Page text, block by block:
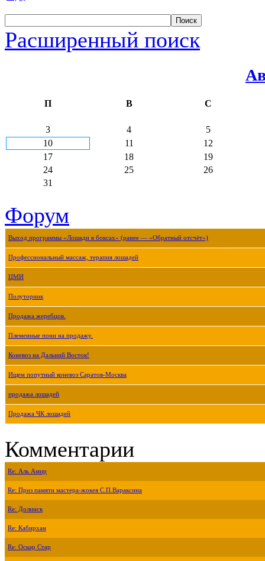
Расширенный поиск
П В С
3 4
5
10
11
12
17
18
19
24
25
26
31
Форум
Выход программы «Лошади в боксах» (ранее — «Обратный отсчёт»)
Профессиональный массаж, терапия лошадей
ЦМИ
Полуторник
Продажа жеребцов.
Племенные пони на продажу.
Коневоз на Дальний Восток!
Ищем попутный коневоз Саратов-Москва
продажа лошадей
Продажа ЧК лошадей
Комментарии
Re: Аль Амир
Re: Приз памяти мастера-жокея С.П.Вараксина
Re: Долинск
Re: Кабирхан
Re: Оскар Стар